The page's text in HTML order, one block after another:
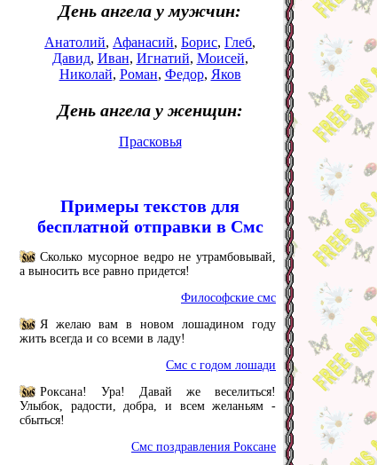
День ангела у мужчин:
Анатолий, Афанасий, Борис, Глеб,
Давид, Иван, Игнатий, Моисей,
Николай, Роман, Федор, Яков
День ангела у женщин:
Прасковья
Примеры текстов для
бесплатной отправки в Смс
Сколько мусорное ведро не утрамбовывай,
а выносить все равно придется!
Философские смс
Я желаю вам в новом лошадином году
жить всегда и со всеми в ладу!
Смс с годом лошади
Роксана! Ура! Давай же веселиться!
Улыбок, радости, добра, и всем желаньям -
сбыться!
Смс поздравления Роксане